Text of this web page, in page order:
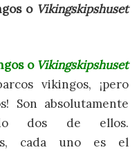
o Vikingskipshuset
o Vikingskipshuset
vikingos, ¡pero
Son absolutamente
dos de ellos.
cada uno es el